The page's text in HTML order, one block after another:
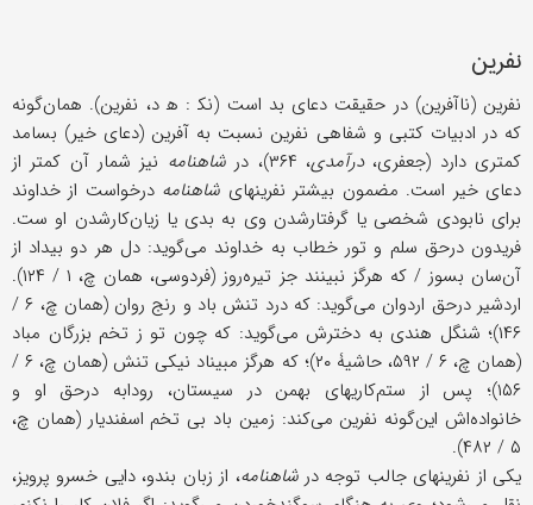
نفرین
نفرین (ناآفرین) در حقیقت دعای بد است (نک‍ : ه‍ د، نفرین). همان‌گونه
که در ادبیات کتبی و شفاهی نفرین نسبت به آفرین (دعای خیر) بسامد
کمتری دارد (جعفری،درآمدی، ۳۶۴)، در شاهنامه نیز شمار آن کمتر از
دعای خیر است. مضمون بیشتر نفرینهای شاهنامهدرخواست از خداوند
برای نابودی شخصی یا گرفتارشدن وی به بدی یا زیان‌کارشدن او ست.
فریدون درحق سلم و تور خطاب به خداوند می‌گوید: دل هر دو بیداد از
آن‌سان بسوز / که هرگز نبینند جز تیره‌روز (فردوسی، همان چ، ۱ / ۱۲۴).
اردشیر درحق اردوان می‌گوید: که درد تنش باد و رنج روان (همان چ، ۶ /
۱۴۶)؛ شنگل هندی به دخترش می‌گوید: که چون تو ز تخم بزرگان مباد
(همان چ، ۶ / ۵۹۲، حاشیۀ ۲۰)؛ که هرگز مبیناد نیکی تنش (همان چ، ۶ /
۱۵۶)؛ پس از ستم‌کاریهای بهمن در سیستان، رودابه درحق او و
خانواده‌اش این‌گونه نفرین می‌کند: زمین باد بی تخم اسفندیار (همان چ،
۵ / ۴۸۲).
یکی از نفرینهای جالب توجه درشاهنامه، از زبان بندو، دایی خسرو پرویز،